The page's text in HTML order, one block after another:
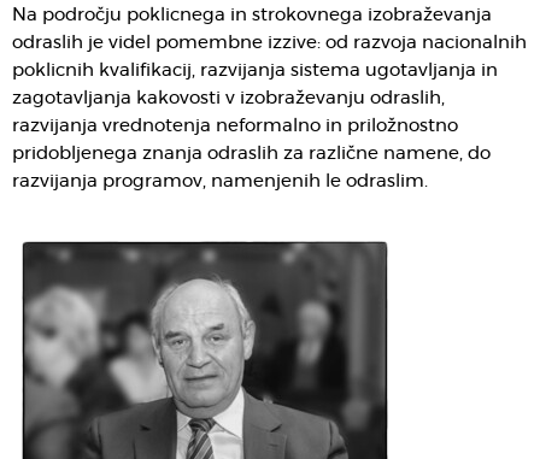
Na področju poklicnega in strokovnega izobraževanja
odraslih je videl pomembne izzive: od razvoja nacionalnih
poklicnih kvalifikacij, razvijanja sistema ugotavljanja in
zagotavljanja kakovosti v izobraževanju odraslih,
razvijanja vrednotenja neformalno in priložnostno
pridobljenega znanja odraslih za različne namene, do
razvijanja programov, namenjenih le odraslim.